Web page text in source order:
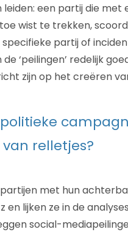
een partij die
wist te trekken,
partij of
‘peilingen’ redelijk
zijn op het creëren
relletjes?
partijen met hun
en lijken ze in de
social-